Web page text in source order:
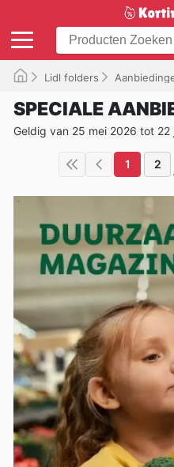
Lidl folders
SPECIALE
Geldig van 25 mei 2026 tot 22
1 2